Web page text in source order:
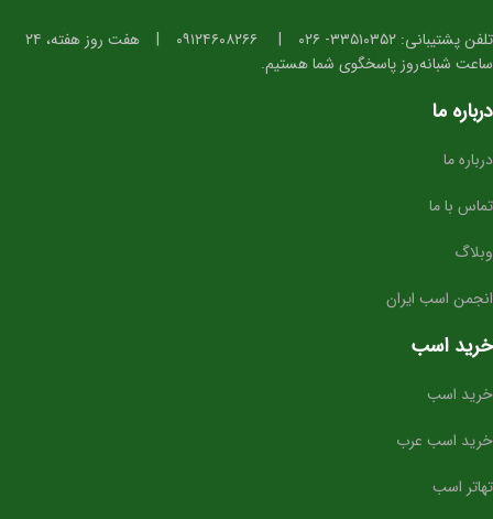
تلفن پشتیبانی: ۳۳۵۱۰۳۵۲- ۰۲۶ |
|
هفت روز هفته، ۲۴
ساعت شبانه‌روز پاسخگوی شما هستیم.
درباره ما
درباره ما
تماس با ما
وبلاگ
انجمن اسب ایران
خرید اسب
خرید اسب
خرید اسب عرب
تهاتر اسب